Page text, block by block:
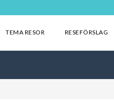
TEMA RESOR RESEFÖRSLAG